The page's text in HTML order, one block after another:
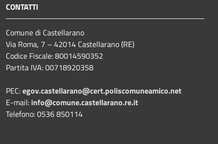
CONTATTI
Comune di Castellarano
Via Roma, 7 – 42014 Castellarano (RE)
Codice Fiscale: 80014590352
Partita IVA: 00718920358
PEC:egov.castellarano@cert.poliscomuneamico.net
E-mail: info@comune.castellarano.re.it
Telefono: 0536 850114